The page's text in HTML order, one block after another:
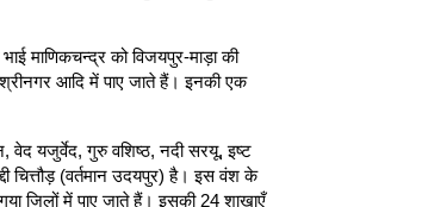
माणिकचन्द्र को विजयपुर-माड़ा की
श्रीनगर आदि में पाए जाते हैं। इनकी एक
वेद यजुर्वेद, गुरु वशिष्ठ, नदी सरयू, इष्ट
चित्तौड़ (वर्तमान उदयपुर) है। इस वंश के
जिलों में पाए जाते हैं। इसकी 24 शाखाएँ